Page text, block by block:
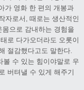
가 영화 한 편의 개봉과
자로서, 때로는 생산적인
으로 감내하는 경험을
로 다가오더라도 오롯이
절감했다고도 말한다.
볼 수 있는 힘이야말로 우
버텨낼 수 있게 해주기